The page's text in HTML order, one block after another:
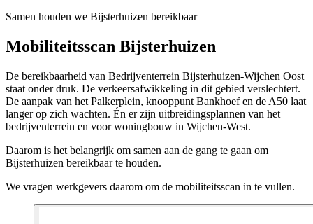
Samen houden we Bijsterhuizen bereikbaar
Mobiliteitsscan Bijsterhuizen
De bereikbaarheid van Bedrijventerrein Bijsterhuizen-Wijchen Oost
staat onder druk. De verkeersafwikkeling in dit gebied verslechtert.
De aanpak van het Palkerplein, knooppunt Bankhoef en de A50 laat
langer op zich wachten. Én er zijn uitbreidingsplannen van het
bedrijventerrein en voor woningbouw in Wijchen-West.
Daarom is het belangrijk om samen aan de gang te gaan om
Bijsterhuizen bereikbaar te houden.
We vragen werkgevers daarom om de mobiliteitsscan in te vullen.